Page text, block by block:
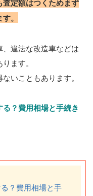
定額はつくためまず
。
違法な改造車などは
ます。
いこともあります。
？費用相場と手続き
？費用相場と手